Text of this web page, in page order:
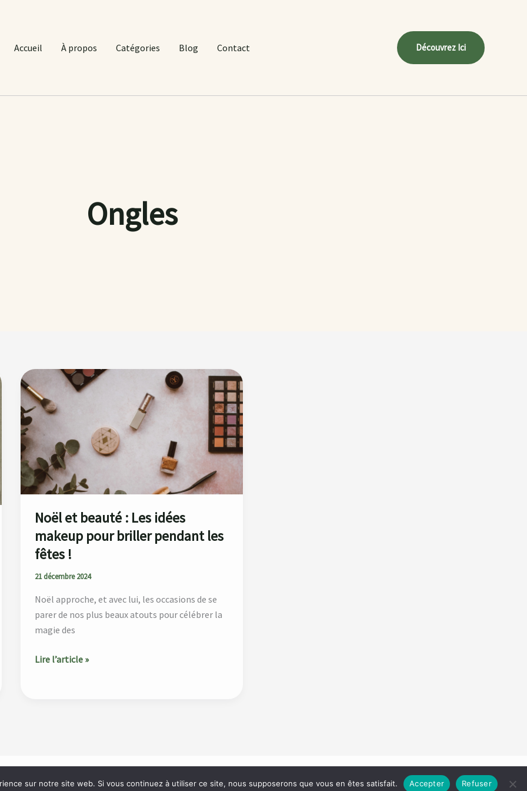
Accueil À propos Catégories Blog Contact Découvrez Ici
Ongles
Noël et beauté : Les idées
makeup pour briller pendant les
fêtes !
21 décembre 2024
Noël approche, et avec lui, les occasions de se
parer de nos plus beaux atouts pour célébrer la
magie des
et
beauté
Les
idées
makeup
pour
pendant
fêtes
Lire l’article »
Droit d'auteur © 2026 Les Carnets de Madame
sur notre site web. Si vous continuez à utiliser ce site, nous supposerons que vous en êtes satisfait. Accepter Refuser